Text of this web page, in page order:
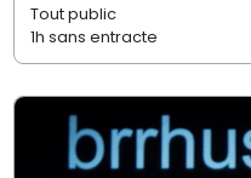
Tout public
1h sans entracte